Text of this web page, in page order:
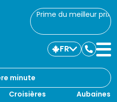
Prime du meilleur prix
minute
Croisières Aubaines
FR
avec